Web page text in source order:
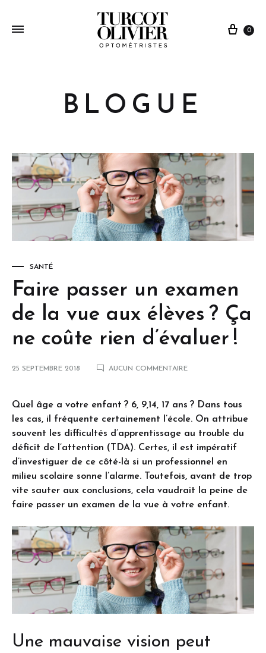
0
BLOGUE
SANTÉ
Faire passer un examen
de la vue aux élèves ? Ça
ne coûte rien d’évaluer !
25 SEPTEMBRE 2018 AUCUN COMMENTAIRE
Quel âge a votre enfant ? 6, 9,14, 17 ans ? Dans tous
les cas, il fréquente certainement l’école. On attribue
souvent les difficultés d’apprentissage au trouble du
déficit de l’attention (TDA). Certes, il est impératif
d’investiguer de ce côté-là si un professionnel en
milieu scolaire sonne l’alarme. Toutefois, avant de trop
vite sauter aux conclusions, cela vaudrait la peine de
faire passer un examen de la vue à votre enfant.
Une mauvaise vision peut